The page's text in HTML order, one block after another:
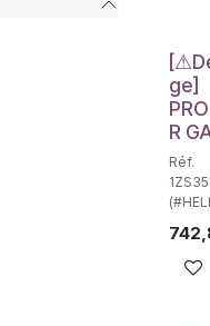
ge]
R
Réf.